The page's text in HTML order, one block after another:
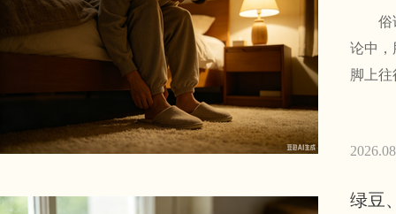
俗话
论中，
脚上
绿豆